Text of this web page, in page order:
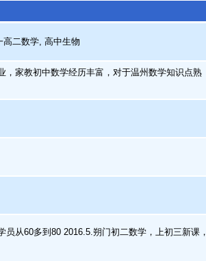
二数学, 高中生物
家教初中数学经历丰富，对于温州数学知识点熟
从60多到80 2016.5.朔门初二数学，上初三新课，